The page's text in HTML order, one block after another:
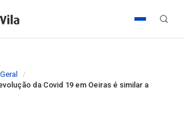
Geral
da Covid 19 em Oeiras é similar a